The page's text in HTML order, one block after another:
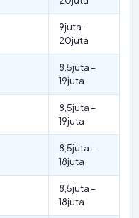
9juta –
20juta
8,5juta –
19juta
8,5juta –
19juta
8,5juta –
18juta
8,5juta –
18juta